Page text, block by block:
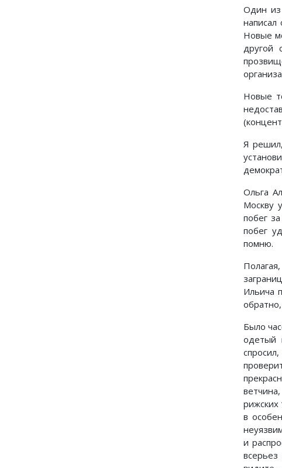
Один из
Новые
другой
Новые
Я
Ольга
Москву
побег
побег
помню.
Ильича
Было
одетый
рижских
в
и